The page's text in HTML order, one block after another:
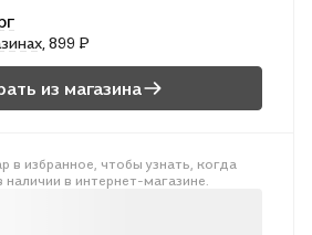
, 899 ₽
из магазина
в избранное, чтобы узнать, когда
наличии в интернет-магазине.